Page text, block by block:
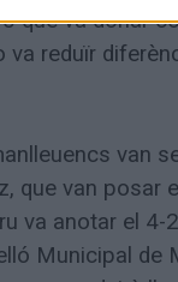
que va donar
va reduïr
van
que van posar
va anotar el
Municipal de